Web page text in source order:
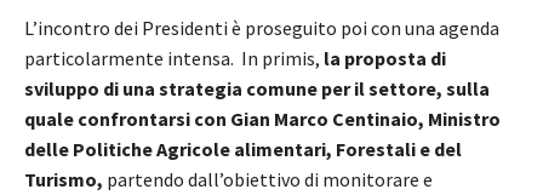
L’incontro dei Presidenti è proseguito poi con una agenda
particolarmente intensa. In primis, la proposta di
sviluppo di una strategia comune per il settore, sulla
quale confrontarsi con Gian Marco Centinaio, Ministro
delle Politiche Agricole alimentari, Forestali e del
Turismo, partendo dall’obiettivo di monitorare e